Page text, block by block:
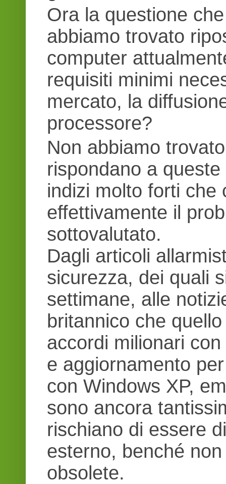
Ora la questione
abbiamo trovato
computer
requisiti minimi
mercato, la
processore?
Non abbiamo
rispondano a
indizi molto forti che
effettivamente il
sottovalutato.
Dagli articoli
sicurezza, dei quali
settimane, alle
britannico che
accordi milionari
e aggiornamento
con Windows XP,
sono ancora
rischiano di essere
esterno, benché
obsolete.